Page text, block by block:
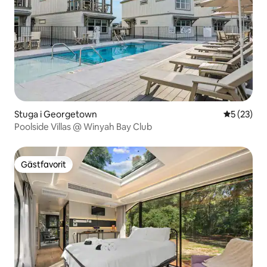
Stuga i Georgetown 5 av 5 i
5 (23)
Poolside Villas @ Winyah Bay Club
Gästfavorit
Gästfavorit